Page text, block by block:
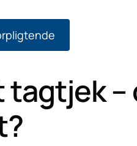
tagtjek